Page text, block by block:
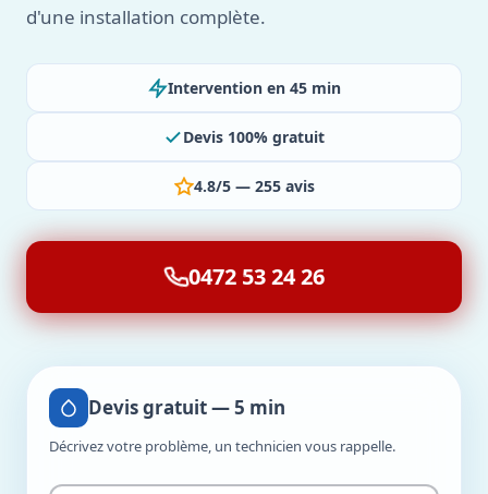
d'une installation complète.
Intervention en 45 min
Devis 100% gratuit
4.8/5 — 255 avis
0472 53 24 26
Devis gratuit — 5 min
Décrivez votre problème, un technicien vous rappelle.